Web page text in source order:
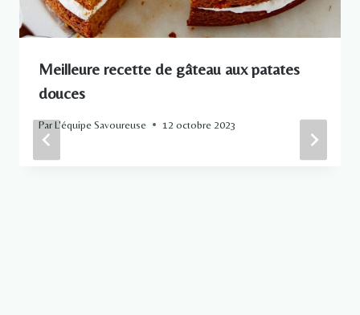
Meilleure recette de gâteau aux patates
douces
ParL'équipe Savoureuse 12 octobre 2023